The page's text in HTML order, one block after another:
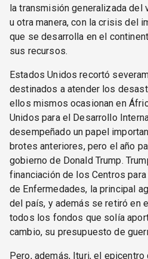
la transmisión generalizada del
u otra manera, con la crisis del
que se desarrolla en el
sus recursos.
Estados Unidos recortó
destinados a atender los
ellos mismos ocasionan en
Unidos para el Desarrollo
desempeñado un papel
brotes anteriores, pero el año
gobierno de Donald Trump.
financiación de los Centros
de Enfermedades, la principal
del país, y además se retiró en
todos los fondos que solía
cambio, su presupuesto de
Pero, además, Ituri, el